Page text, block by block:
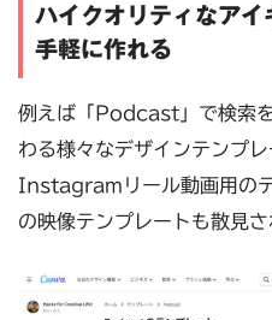
ハイクオリティなア
手軽に作れる
例えば「Podcast」で検索
わる様々なデザインテンプレ
Instagramリール動画用の
の映像テンプレートも散見さ